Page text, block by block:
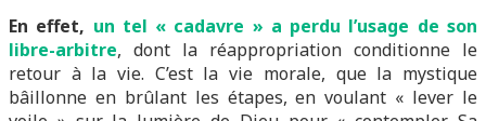
En effet, un tel « cadavre » a perdu l’usage de son
libre-arbitre, dont la réappropriation conditionne le
retour à la vie. C’est la vie morale, que la mystique
bâillonne en brûlant les étapes, en voulant « lever le